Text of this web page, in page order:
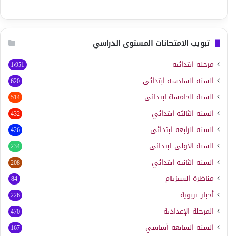
تبويب الامتحانات المستوى الدراسي
مرحلة ابتدائية 1٬951
السنة السادسة ابتدائي 620
السنة الخامسة ابتدائي 514
السنة الثالثة ابتدائي 432
السنة الرابعة ابتدائي 426
السنة الأولى ابتدائي 234
السنة الثانية ابتدائي 208
مناظرة السيزيام 84
أخبار تربوية 226
المرحلة الإعدادية 470
السنة السابعة أساسي 167